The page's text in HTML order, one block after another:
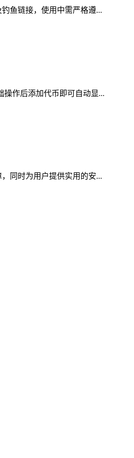
鱼链接，使用中需严格遵...
操作后添加代币即可自动显...
同时为用户提供实用的安...